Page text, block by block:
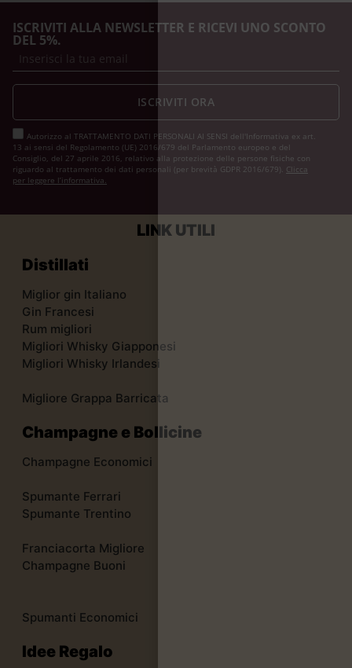
ISCRIVITI ALLA NEWSLETTER E RICEVI UNO SCONTO
DEL 5%.
Autorizzo al TRATTAMENTO DATI PERSONALI AI SENSI dell'Informativa ex art.
13 ai sensi del Regolamento (UE) 2016/679 del Parlamento europeo e del
Consiglio, del 27 aprile 2016, relativo alla protezione delle persone fisiche con
riguardo al trattamento dei dati personali (per brevità GDPR 2016/679). Clicca
per leggere l’informativa.
ISCRIVITI ORA
LINK UTILI
Distillati
Miglior gin Italiano
Gin Francesi
Rum migliori
Migliori Whisky Giapponesi
Migliori Whisky Irlandesi
Migliore Grappa Barricata
Champagne e Bollicine
Champagne Economici
Spumante Ferrari
Spumante Trentino
Franciacorta Migliore
Champagne Buoni
Spumanti Economici
Idee Regalo